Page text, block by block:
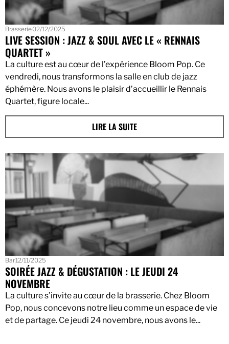
Brasserie02/12/2025
LIVE SESSION : JAZZ & SOUL AVEC LE « RENNAIS
QUARTET »
La culture est au cœur de l’expérience Bloom Pop. Ce
vendredi, nous transformons la salle en club de jazz
éphémère. Nous avons le plaisir d’accueillir le Rennais
Quartet, figure locale...
LIRE LA SUITE
Bar12/11/2025
SOIRÉE JAZZ & DÉGUSTATION : LE JEUDI 24
NOVEMBRE
La culture s’invite au cœur de la brasserie. Chez Bloom
Pop, nous concevons notre lieu comme un espace de vie
et de partage. Ce jeudi 24 novembre, nous avons le...